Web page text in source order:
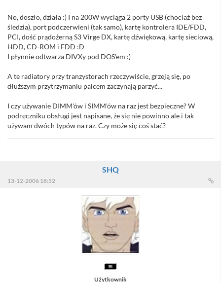
No, doszło, działa :) I na 200W wyciąga 2 porty USB (chociaż bez
śledzia), port podczerwieni (tak samo), kartę kontrolera IDE/FDD,
PCI, dość prądożerną S3 Virge DX, kartę dźwiękową, kartę sieciową,
HDD, CD-ROM i FDD :D
I płynnie odtwarza DIVXy pod DOS'em :)
A te radiatory przy tranzystorach rzeczywiście, grzeją się, po
dłuższym przytrzymaniu palcem zaczynają parzyć...
I czy używanie DIMM'ów i SIMM'ów na raz jest bezpieczne? W
podręczniku obsługi jest napisane, że się nie powinno ale i tak
używam dwóch typów na raz. Czy może się coś stać?
SHQ
13-12-2006 18:52
Użytkownik